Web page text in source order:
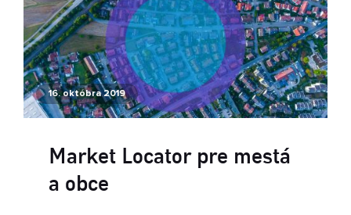
16. októbra 2019
Market Locator pre mestá
a obce